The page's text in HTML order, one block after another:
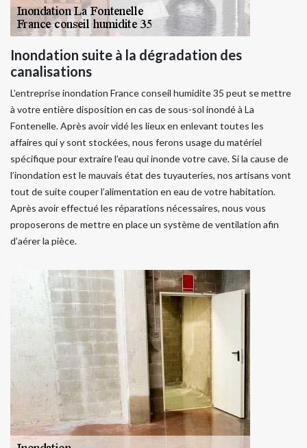
Inondation suite à la dégradation des
canalisations
L’entreprise inondation France conseil humidite 35 peut se mettre
à votre entière disposition en cas de sous-sol inondé à La
Fontenelle. Après avoir vidé les lieux en enlevant toutes les
affaires qui y sont stockées, nous ferons usage du matériel
spécifique pour extraire l’eau qui inonde votre cave. Si la cause de
l’inondation est le mauvais état des tuyauteries, nos artisans vont
tout de suite couper l’alimentation en eau de votre habitation.
Après avoir effectué les réparations nécessaires, nous vous
proposerons de mettre en place un système de ventilation afin
d’aérer la pièce.